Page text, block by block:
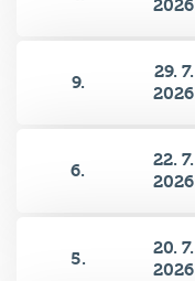
2026
9.
29. 7.
2026
6.
22. 7.
2026
5.
20. 7.
2026